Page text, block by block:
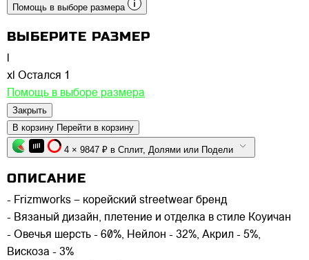
Помощь в выборе размера
ВЫБЕРИТЕ РАЗМЕР
xl Остался 1
Помощь в выборе размера
Закрыть
В корзину Перейти в корзину
4 × 9847 ₽ в Сплит, Долями или Подели
ОПИСАНИЕ
- Frizmworks – корейский streetwear бренд
- Вязаный дизайн, плетение и отделка в стиле Коуичан
- Овечья шерсть - 60%, Нейлон - 32%, Акрил - 5%,
Вискоза - 3%